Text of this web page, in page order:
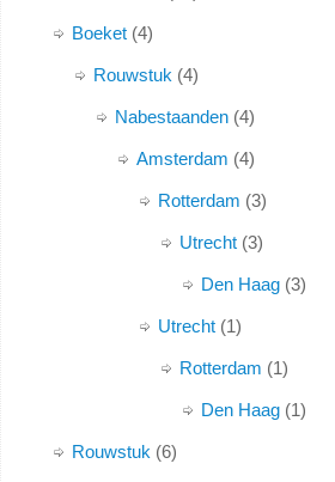
Boeket 4
Rouwstuk 4
Nabestaanden 4
Amsterdam 4
Rotterdam 3
Utrecht 3
Den Haag 3
Utrecht 1
Rotterdam 1
Den Haag 1
Rouwstuk 6